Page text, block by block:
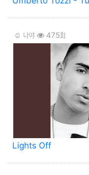
☺️ 나야 475회
Lights Off